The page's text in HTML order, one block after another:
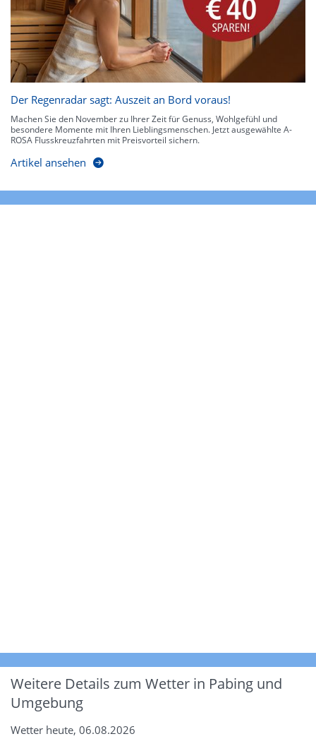
Der Regenradar sagt: Auszeit an Bord voraus!
Machen Sie den November zu Ihrer Zeit für Genuss, Wohlgefühl und
besondere Momente mit Ihren Lieblingsmenschen. Jetzt ausgewählte A-
ROSA Flusskreuzfahrten mit Preisvorteil sichern.
Artikel ansehen
Weitere Details zum Wetter in Pabing und
Umgebung
Wetter heute, 06.08.2026